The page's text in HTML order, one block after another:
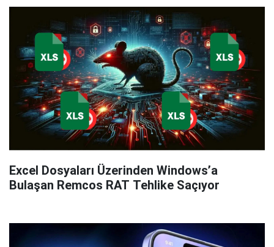
Excel Dosyaları Üzerinden Windows’a
Bulaşan Remcos RAT Tehlike Saçıyor